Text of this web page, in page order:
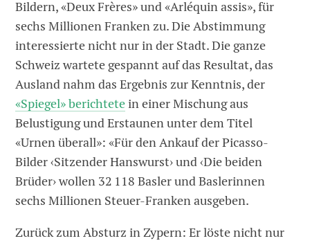
Bildern, «Deux Frères» und «Arléquin assis», für
sechs Millionen Franken zu. Die Abstimmung
interessierte nicht nur in der Stadt. Die ganze
Schweiz wartete gespannt auf das Resultat, das
Ausland nahm das Ergebnis zur Kenntnis, der
«Spiegel» berichtetein einer Mischung aus
Belustigung und Erstaunen unter dem Titel
«Urnen überall»: «Für den Ankauf der Picasso-
Bilder ‹Sitzender Hanswurst› und ‹Die beiden
Brüder› wollen 32 118 Basler und Baslerinnen
sechs Millionen Steuer-Franken ausgeben.
Zurück zum Absturz in Zypern: Er löste nicht nur